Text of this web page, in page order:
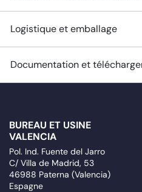
Logistique et emballage
Documentation et
BUREAU ET USINE
VALENCIA
Pol. Ind. Fuente del Jarro
C/ Villa de Madrid, 53
46988 Paterna (Valencia)
Espagne